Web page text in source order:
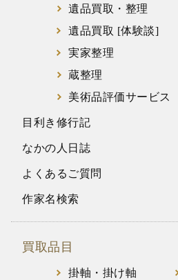
遺品買取・整理
遺品買取 [体験談]
実家整理
蔵整理
美術品評価サービス
目利き修行記
なかの人日誌
よくあるご質問
作家名検索
買取品目
掛軸・掛け軸